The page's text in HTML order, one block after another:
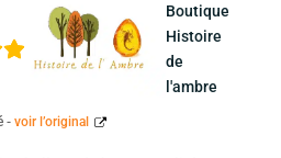
Boutique
Histoire
de
l'ambre
- voir l’original